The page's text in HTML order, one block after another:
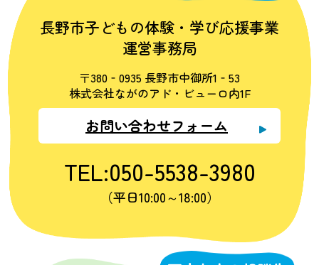
長野市子どもの体験・学び応援事業
運営事務局
〒380‐0935 長野市中御所1‐53
株式会社ながのアド・ビューロ内1F
お問い合わせフォーム
TEL:050-5538-3980
（平日10:00～18:00）